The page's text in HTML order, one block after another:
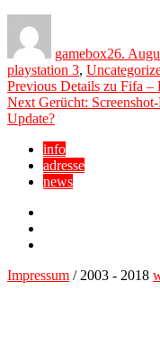
gamebox26.
playstation 3,
Previous Previous
post:
Details zu Fifa –
Next Next
post:
Gerücht:
Update?
info
adresse
news
Impressum / 2003 - 2018